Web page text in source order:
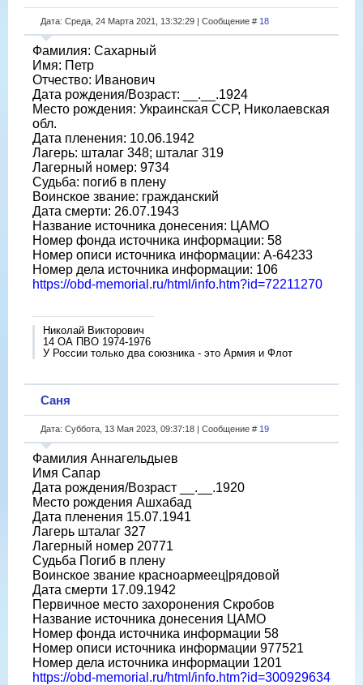
Дата: Среда, 24 Марта 2021, 13:32:29 | Сообщение # 18
Фамилия: Сахарный
Имя: Петр
Отчество: Иванович
Дата рождения/Возраст: __.__.1924
Место рождения: Украинская ССР, Николаевская
обл.
Дата пленения: 10.06.1942
Лагерь: шталаг 348; шталаг 319
Лагерный номер: 9734
Судьба: погиб в плену
Воинское звание: гражданский
Дата смерти: 26.07.1943
Название источника донесения: ЦАМО
Номер фонда источника информации: 58
Номер описи источника информации: A-64233
Номер дела источника информации: 106
https://obd-memorial.ru/html/info.htm?id=72211270
Николай Викторович
14 ОА ПВО 1974-1976
У России только два союзника - это Армия и Флот
Саня
Дата: Суббота, 13 Мая 2023, 09:37:18 | Сообщение # 19
Фамилия Аннагельдыев
Имя Сапар
Дата рождения/Возраст __.__.1920
Место рождения Ашхабад
Дата пленения 15.07.1941
Лагерь шталаг 327
Лагерный номер 20771
Судьба Погиб в плену
Воинское звание красноармеец|рядовой
Дата смерти 17.09.1942
Первичное место захоронения Скробов
Название источника донесения ЦАМО
Номер фонда источника информации 58
Номер описи источника информации 977521
Номер дела источника информации 1201
https://obd-memorial.ru/html/info.htm?id=300929634